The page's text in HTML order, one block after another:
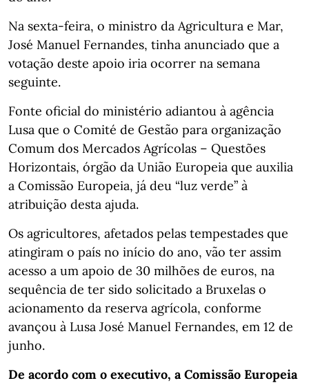
Na sexta-feira, o ministro da Agricultura e Mar,
José Manuel Fernandes, tinha anunciado que a
votação deste apoio iria ocorrer na semana
seguinte.
Fonte oficial do ministério adiantou à agência
Lusa que o Comité de Gestão para organização
Comum dos Mercados Agrícolas – Questões
Horizontais, órgão da União Europeia que auxilia
a Comissão Europeia, já deu “luz verde” à
atribuição desta ajuda.
Os agricultores, afetados pelas tempestades que
atingiram o país no início do ano, vão ter assim
acesso a um apoio de 30 milhões de euros, na
sequência de ter sido solicitado a Bruxelas o
acionamento da reserva agrícola, conforme
avançou à Lusa José Manuel Fernandes, em 12 de
junho.
De acordo com o executivo, a Comissão Europeia